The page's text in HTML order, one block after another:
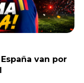
van por